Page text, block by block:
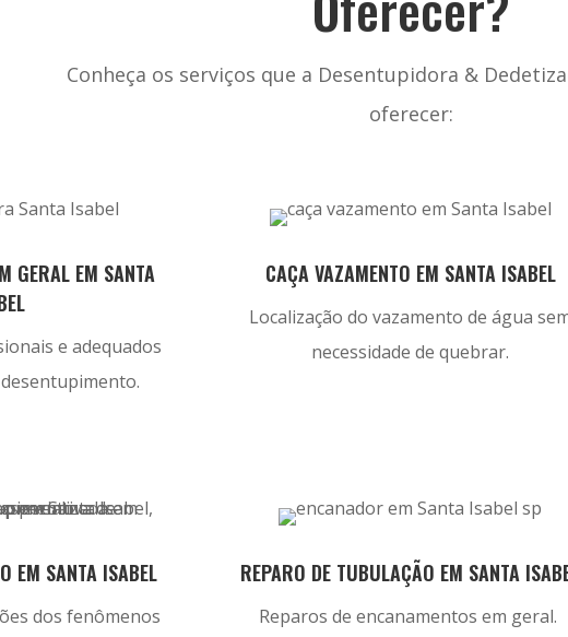
Conheça os serviços que a Desentupidora &
oferecer:
GERAL EM SANTA
e adequados
CAÇA VAZAMENTO EM SANTA ISABEL
Localização do vazamento de água
necessidade de quebrar.
EM SANTA ISABEL
dos fenômenos
REPARO DE TUBULAÇÃO EM SANTA
Reparos de encanamentos em geral.